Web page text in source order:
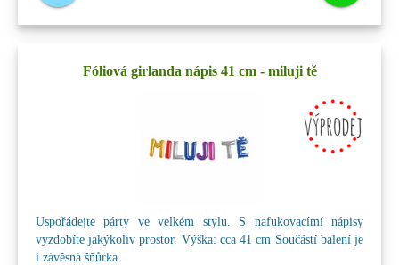
Fóliová girlanda nápis 41 cm - miluji tě
Uspořádejte párty ve velkém stylu. S nafukovacímí nápisy
vyzdobíte jakýkoliv prostor. Výška: cca 41 cm Součástí balení je
i závěsná šňůrka.